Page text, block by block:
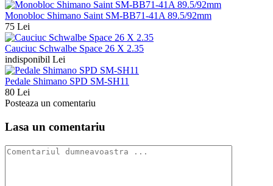
Monobloc Shimano Saint SM-BB71-41A 89.5/92mm
75 Lei
Cauciuc Schwalbe Space 26 X 2.35
indisponibil Lei
Pedale Shimano SPD SM-SH11
80 Lei
Posteaza un comentariu
Lasa un comentariu